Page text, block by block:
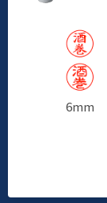
6mm